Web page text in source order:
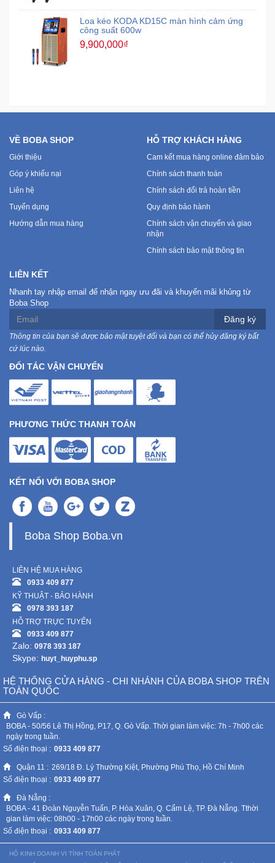
Loa kéo KODA KD15C màn hình cảm ứng
công suất 600w
9,900,000₫
VỀ BOBA SHOP
Giới thiệu
Góp ý khiếu nại
Liên hệ
Tuyển dụng
Hướng dẫn mua hàng
HỖ TRỢ KHÁCH HÀNG
Cam kết mua hàng online đảm bảo
Chính sách thanh toán
Chính sách đổi trả hoàn tiền
Quy định bảo hành
Chính sách vận chuyển và giao
nhận
Chính sách bảo mật thông tin
LIÊN KẾT
Nhanh tay nhập email để nhận ngay ưu đãi và khuyến mãi khủng từ
Boba Shop
Đăng ký
Thông tin của bạn sẽ được bảo mật tuyệt đối và bạn có thể hủy đăng ký bất
cứ lúc nào.
ĐỐI TÁC VẬN CHUYỂN
PHƯƠNG THỨC THANH TOÁN
KẾT NỐI VỚI BOBA SHOP
Boba Shop Boba.vn
LIÊN HỆ MUA HÀNG
0933 409 877
KỸ THUẬT - BẢO HÀNH
0978 393 187
HỖ TRỢ TRỰC TUYẾN
0933 409 877
Zalo: 0978 393 187
Skype: huyt_huyphu.sp
HỆ THỐNG CỬA HÀNG - CHI NHÁNH CỦA BOBA SHOP TRÊN
TOÀN QUỐC
Gò Vấp :
BOBA - 50/56 Lê Thị Hồng, P17, Q. Gò Vấp. Thời gian làm việc: 7h - 7h00 các
ngày trong tuần.
Số điện thoại : 0933 409 877
Quận 11 : 269/18 Đ. Lý Thường Kiệt, Phường Phú Thọ, Hồ Chí Minh
Số điện thoại : 0933 409 877
Đà Nẵng :
BOBA - 41 Đoàn Nguyễn Tuấn, P. Hòa Xuân, Q. Cẩm Lệ, TP. Đà Nẵng. Tthời
gian làm việc: 08h00 - 17h00 các ngày trong tuần.
Số điện thoại : 0933 409 877
HỘ KINH DOANH VI TÍNH TOÀN PHÁT